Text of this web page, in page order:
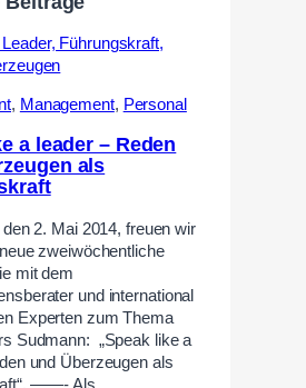
, Management, Personal
a leader – Reden
als
den 2. Mai 2014, freuen wir
zweiwöchentliche
mit dem
und international
Experten zum Thema
Sudmann: „Speak like a
und Überzeugen als